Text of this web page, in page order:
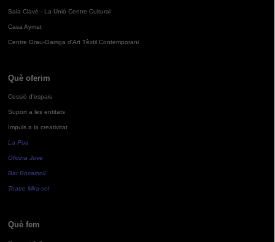
Sala Clavé - La Unió Centre Cultural
Casa Aymat
Centre Grau-Garriga d'Art Tèxtil Contemporani
Què oferim
Cessió d'espais
Suport a les entitats
Impuls a la creativitat
La Pua
Oficina Jove
Bar Bocamoll
Teatre Mira-sol
Què fem